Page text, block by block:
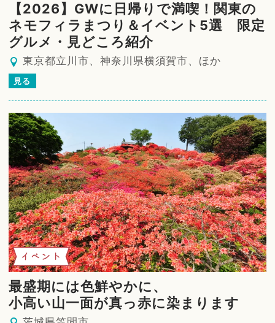
【2026】GWに日帰りで満喫！関東の
ネモフィラまつり＆イベント5選 限定
グルメ・見どころ紹介
東京都立川市、神奈川県横須賀市、ほか
見る
イベント
最盛期には色鮮やかに、
小高い山一面が真っ赤に染まります